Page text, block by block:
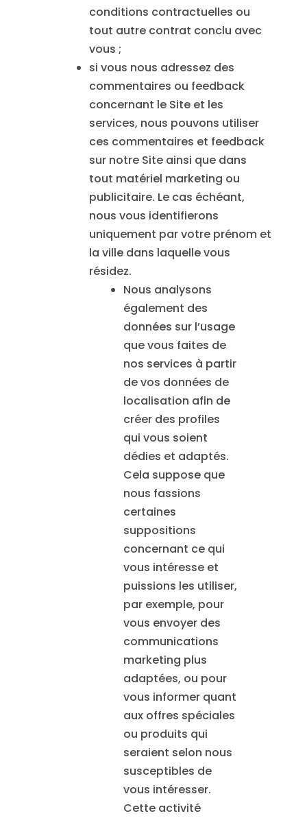
conditions contractuelles ou
tout autre contrat conclu avec
vous ;
si vous nous adressez des
commentaires ou feedback
concernant le Site et les
services, nous pouvons utiliser
ces commentaires et feedback
sur notre Site ainsi que dans
tout matériel marketing ou
publicitaire. Le cas échéant,
nous vous identifierons
uniquement par votre prénom et
la ville dans laquelle vous
résidez.
Nous analysons
également des
données sur l’usage
que vous faites de
nos services à partir
de vos données de
localisation afin de
créer des profiles
qui vous soient
dédies et adaptés.
Cela suppose que
nous fassions
certaines
suppositions
concernant ce qui
vous intéresse et
puissions les utiliser,
par exemple, pour
vous envoyer des
communications
marketing plus
adaptées, ou pour
vous informer quant
aux offres spéciales
ou produits qui
seraient selon nous
susceptibles de
vous intéresser.
Cette activité